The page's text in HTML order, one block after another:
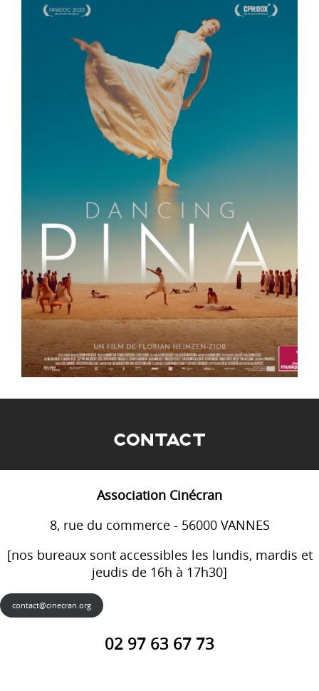
CONTACT
Association Cinécran
8, rue du commerce - 56000 VANNES
[nos bureaux sont accessibles les lundis, mardis et
jeudis de 16h à 17h30]
contact@cinecran.org
02 97 63 67 73